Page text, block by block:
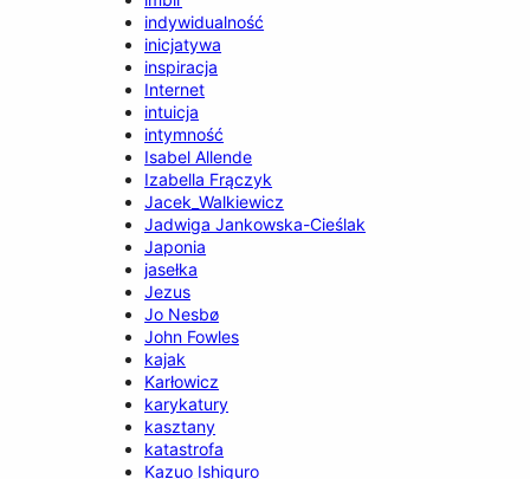
indywidualność
inicjatywa
inspiracja
Internet
intuicja
intymność
Isabel Allende
Izabella Frączyk
Jacek_Walkiewicz
Jadwiga Jankowska-Cieślak
Japonia
jasełka
Jezus
Jo Nesbø
John Fowles
kajak
Karłowicz
karykatury
kasztany
katastrofa
Kazuo Ishiguro